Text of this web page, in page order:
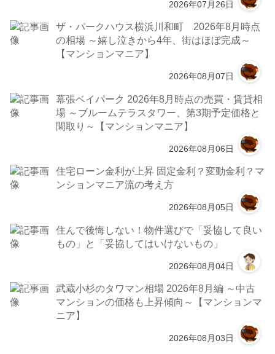
2026年07月26日
ザ・パークハウス横浜川和町 2026年8月時点
の相場 ～嬉し泣きから4年、街はほぼ完成～
【マンションマニア】
2026年08月07日
幕張ベイパーク 2026年8月時点の売買・賃貸相
場 ～ブルームテラスタワー、第3期予定価格と
間取り～【マンションマニア】
2026年08月06日
住宅ローン金利が上昇 固定金利？変動金利？マ
ンションマニア流の考え方
2026年08月05日
住んで後悔しない！物件選びで「妥協して良い
もの」と「妥協してはいけないもの」
2026年08月04日
武蔵小杉のタワマン相場 2026年8月編 ～中古
マンションの価格も上昇傾向～【マンションマ
ニア】
2026年08月03日